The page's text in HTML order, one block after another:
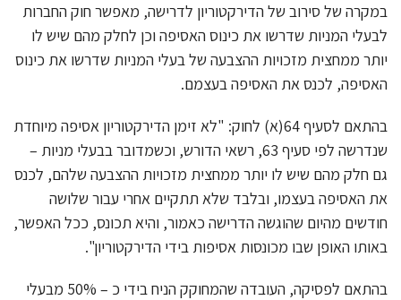
במקרה של סירוב של הדירקטוריון לדרישה, מאפשר חוק החברות
לבעלי המניות שדרשו את כינוס האסיפה וכן לחלק מהם שיש לו
יותר ממחצית מזכויות ההצבעה של בעלי המניות שדרשו את כינוס
האסיפה, לכנס את האסיפה בעצמם.
בהתאם לסעיף 64(א) לחוק: "לא זימן הדירקטוריון אסיפה מיוחדת
שנדרשה לפי סעיף 63, רשאי הדורש, וכשמדובר בבעלי מניות –
גם חלק מהם שיש לו יותר ממחצית מזכויות ההצבעה שלהם, לכנס
את האסיפה בעצמו, ובלבד שלא תתקיים אחרי עבור שלושה
חודשים מהיום שהוגשה הדרישה כאמור, והיא תכונס, ככל האפשר,
באותו האופן שבו מכונסות אסיפות בידי הדירקטוריון".
בהתאם לפסיקה, העובדה שהמחוקק הניח בידי כ – 50% מבעלי